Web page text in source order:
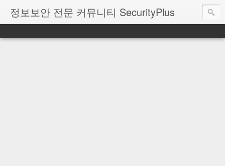
정보보안 전문 커뮤니티 SecurityPlus